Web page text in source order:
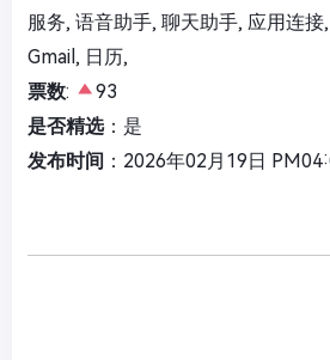
服务, 语音助手, 聊天助手, 应用连
Gmail, 日历,
票数:
93
是否精选：是
发布时间 ：2026年02月19日